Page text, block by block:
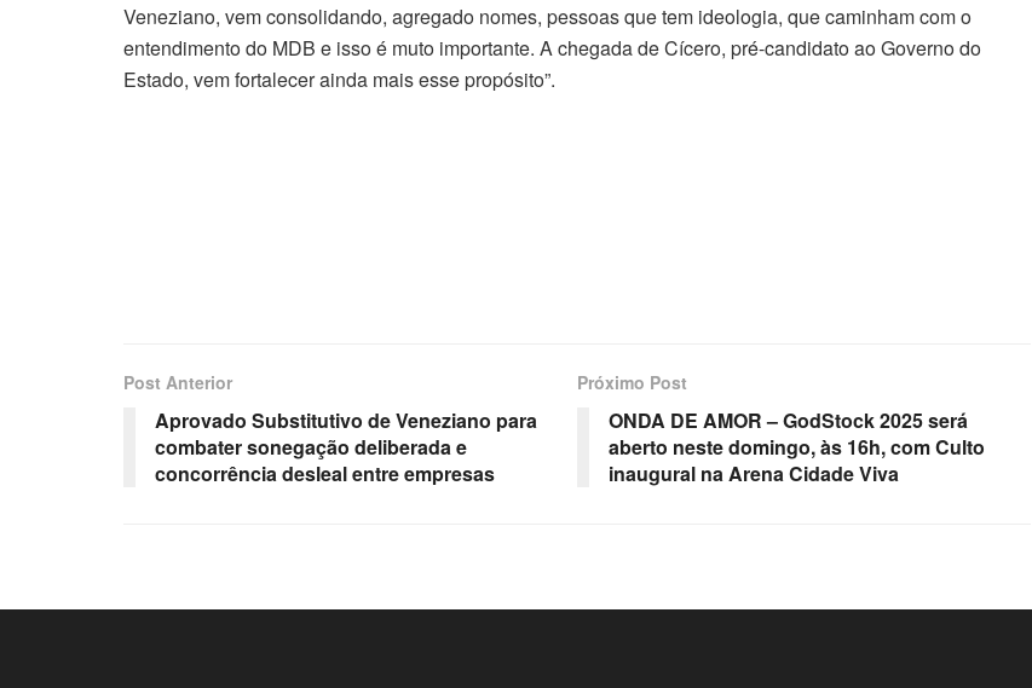
Veneziano, vem consolidando, agregado nomes, pessoas que tem ideologia, que caminham com o
entendimento do MDB e isso é muto importante. A chegada de Cícero, pré-candidato ao Governo do
Estado, vem fortalecer ainda mais esse propósito”.
Post Anterior
Aprovado Substitutivo de Veneziano para
combater sonegação deliberada e
concorrência desleal entre empresas
Próximo Post
ONDA DE AMOR – GodStock 2025 será
aberto neste domingo, às 16h, com Culto
inaugural na Arena Cidade Viva